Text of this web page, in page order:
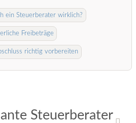
Steuerberater
ein Steuerberater wirklich?
Freibeträge
richtig vorbereiten